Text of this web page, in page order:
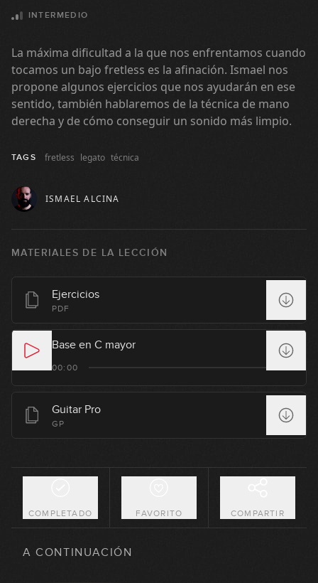
INTERMEDIO
La máxima dificultad a la que nos enfrentamos cuando
tocamos un bajo fretless es la afinación. Ismael nos
propone algunos ejercicios que nos ayudarán en ese
sentido, también hablaremos de la técnica de mano
derecha y de cómo conseguir un sonido más limpio.
TAGS fretless legato técnica
ISMAEL ALCINA
MATERIALES DE LA LECCIÓN
Ejercicios
PDF
Base en C mayor
00:00
Guitar Pro
GP
COMPLETADO FAVORITO COMPARTIR
A CONTINUACIÓN